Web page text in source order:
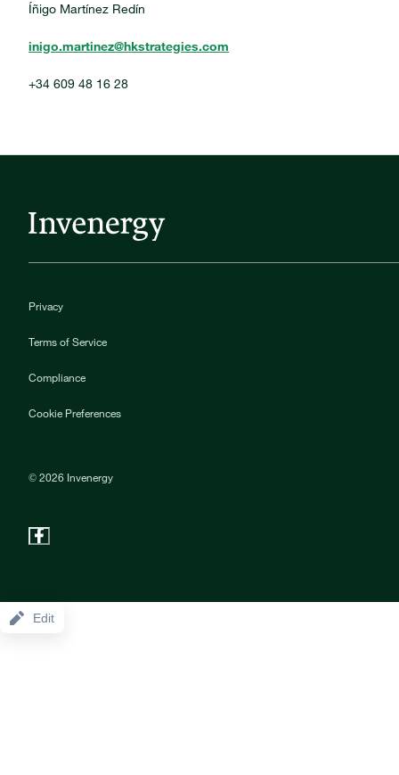
Íñigo Martínez Redín
inigo.martinez@hkstrategies.com
+34 609 48 16 28
©2026 Invenergy
Privacy
Terms of Service
Compliance
Cookie Preferences
Edit